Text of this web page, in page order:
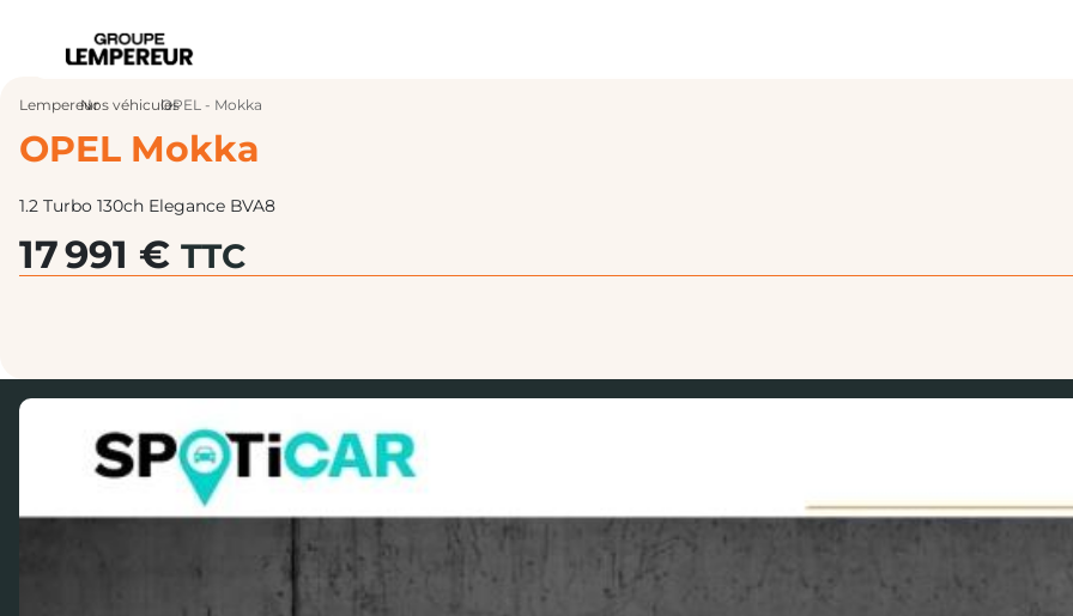
Lempereur
›
Nos véhicules
›
OPEL - Mokka
OPEL Mokka
1.2 Turbo 130ch Elegance BVA8
17 991 € TTC